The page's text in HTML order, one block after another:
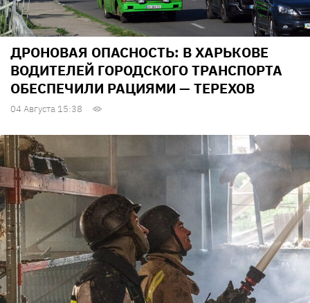
ДРОНОВАЯ ОПАСНОСТЬ: В ХАРЬКОВЕ
ВОДИТЕЛЕЙ ГОРОДСКОГО ТРАНСПОРТА
ОБЕСПЕЧИЛИ РАЦИЯМИ — ТЕРЕХОВ
04 Августа 15:38